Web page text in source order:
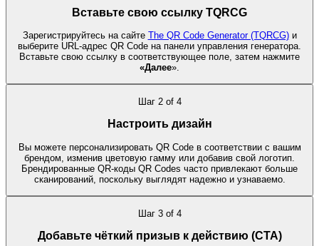
Вставьте свою ссылку TQRCG
Зарегистрируйтесь на сайте The QR Code Generator (TQRCG)и
выберите URL-адрес QR Code на панели управления генератора.
Вставьте свою ссылку в соответствующее поле, затем нажмите
«Далее».
Шаг 2 of 4
Настроить дизайн
Вы можете персонализировать QR Code в соответствии с вашим
брендом, изменив цветовую гамму или добавив свой логотип.
Брендированные QR-коды QR Codes часто привлекают больше
сканирований, поскольку выглядят надежно и узнаваемо.
Шаг 3 of 4
Добавьте чёткий призыв к действию (CTA)